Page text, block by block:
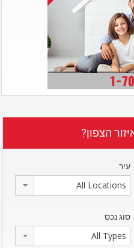
הצפון?
עיר
All Locations
סוג נכס
All Types